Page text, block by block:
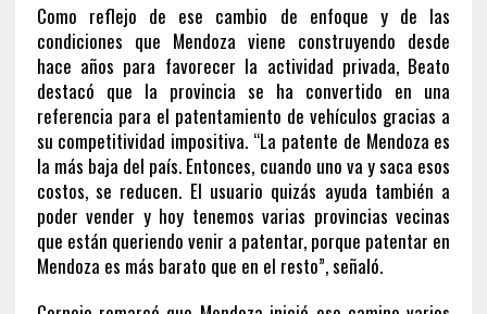
Como reflejo de ese cambio de enfoque y de las
condiciones que Mendoza viene construyendo desde
hace años para favorecer la actividad privada, Beato
destacó que la provincia se ha convertido en una
referencia para el patentamiento de vehículos gracias a
su competitividad impositiva. “La patente de Mendoza es
la más baja del país. Entonces, cuando uno va y saca esos
costos, se reducen. El usuario quizás ayuda también a
poder vender y hoy tenemos varias provincias vecinas
que están queriendo venir a patentar, porque patentar en
Mendoza es más barato que en el resto”, señaló.